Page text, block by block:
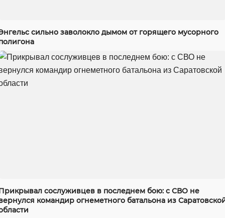
сильно заволокло дымом от горящего мусорного
сослуживцев в последнем бою: с СВО не
командир огнеметного батальона из